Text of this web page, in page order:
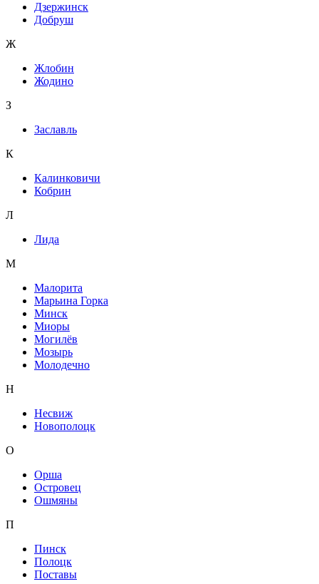
Дзержинск
Добруш
Ж
Жлобин
Жодино
З
Заславль
К
Калинковичи
Кобрин
Л
Лида
М
Малорита
Марьина Горка
Минск
Миоры
Могилёв
Мозырь
Молодечно
Н
Несвиж
Новополоцк
О
Орша
Островец
Ошмяны
П
Пинск
Полоцк
Поставы